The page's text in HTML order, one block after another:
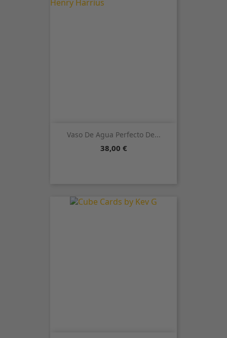
Vaso De Agua Perfecto De...
Precio
38,00 €